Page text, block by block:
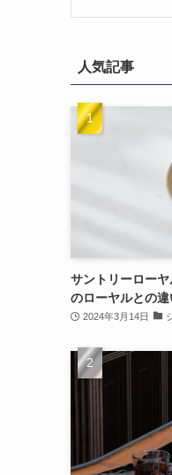
人気記事
サントリーロー
のローヤルとの
2024年3月14日